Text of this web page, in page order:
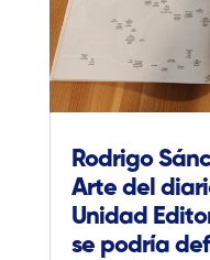
Rodrigo
Arte del
Unidad
se podría